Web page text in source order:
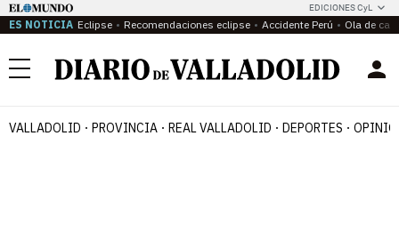
EDICIONES CyL
ES NOTICIA Eclipse Recomendaciones eclipse Accidente Perú Ola de
Menú
VALLADOLID PROVINCIA REAL VALLADOLID DEPORTES